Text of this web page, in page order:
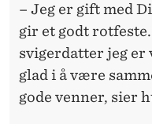
– Jeg er gift med
gir et godt
svigerdatter jeg er
glad i å være
gode venner, sier